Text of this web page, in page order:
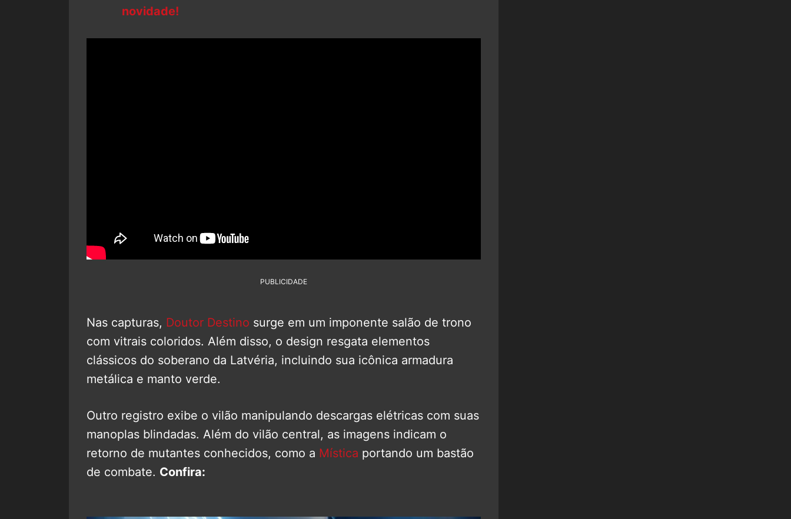
novidade!
PUBLICIDADE
Nas capturas, Doutor Destino surge em um imponente salão de trono
com vitrais coloridos. Além disso, o design resgata elementos
clássicos do soberano da Latvéria, incluindo sua icônica armadura
metálica e manto verde.
Outro registro exibe o vilão manipulando descargas elétricas com suas
manoplas blindadas. Além do vilão central, as imagens indicam o
retorno de mutantes conhecidos, como a Mística portando um bastão
de combate. Confira: